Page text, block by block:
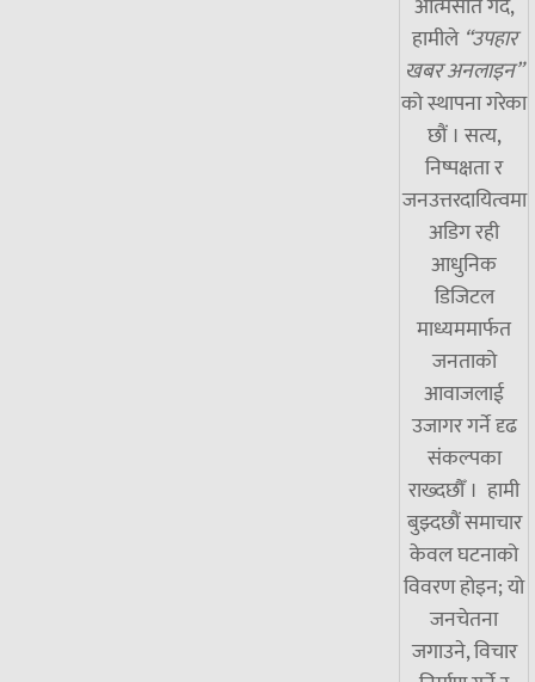
हामीले “उपहार
खबर अनलाइन”
को स्थापना गरेका
छौं । सत्य,
निष्पक्षता र
जनउत्तरदायित्वमा
अडिग रही
आधुनिक
डिजिटल
माध्यममार्फत
जनताको
आवाजलाई
उजागर गर्ने दृढ
संकल्पका
राख्दछौँ । हामी
बुझ्दछौं समाचार
केवल घटनाको
विवरण होइन; यो
जनचेतना
जगाउने, विचार